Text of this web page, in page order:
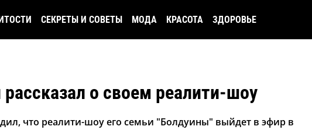
СЕКРЕТЫ И СОВЕТЫ МОДА КРАСОТА ЗДОРОВЬЕ
о своем реалити-шоу
что реалити-шоу его семьи "Болдуины" выйдет в эфир в